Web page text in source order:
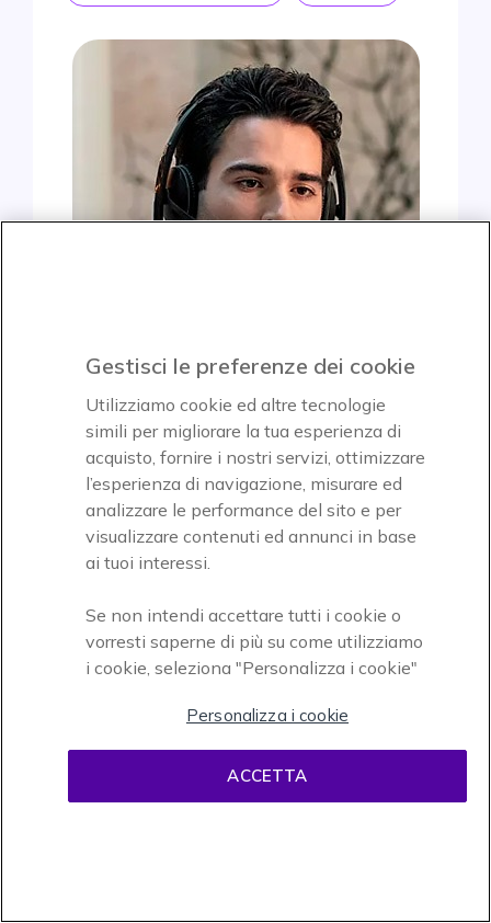
Gestisci le preferenze dei cookie
Utilizziamo cookie ed altre tecnologie
simili per migliorare la tua esperienza di
acquisto, fornire i nostri servizi, ottimizzare
l’esperienza di navigazione, misurare ed
analizzare le performance del sito e per
visualizzare contenuti ed annunci in base
ai tuoi interessi.
Se non intendi accettare tutti i cookie o
vorresti saperne di più su come utilizziamo
i cookie, seleziona "Personalizza i cookie"
Personalizza i cookie
ACCETTA